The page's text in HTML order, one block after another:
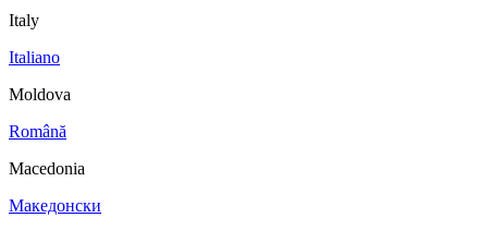
Italy
Italiano
Moldova
Română
Macedonia
Македонски